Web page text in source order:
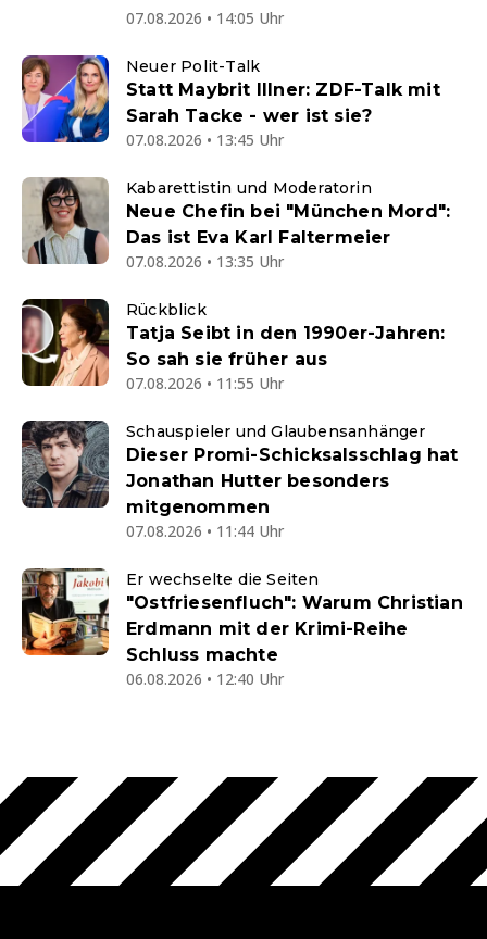
07.08.2026 • 14:05 Uhr
Neuer Polit-Talk
Statt Maybrit Illner: ZDF-Talk mit
Sarah Tacke - wer ist sie?
07.08.2026 • 13:45 Uhr
Kabarettistin und Moderatorin
Neue Chefin bei "München Mord":
Das ist Eva Karl Faltermeier
07.08.2026 • 13:35 Uhr
Rückblick
Tatja Seibt in den 1990er-Jahren:
So sah sie früher aus
07.08.2026 • 11:55 Uhr
Schauspieler und Glaubensanhänger
Dieser Promi-Schicksalsschlag hat
Jonathan Hutter besonders
mitgenommen
07.08.2026 • 11:44 Uhr
Er wechselte die Seiten
"Ostfriesenfluch": Warum Christian
Erdmann mit der Krimi-Reihe
Schluss machte
06.08.2026 • 12:40 Uhr